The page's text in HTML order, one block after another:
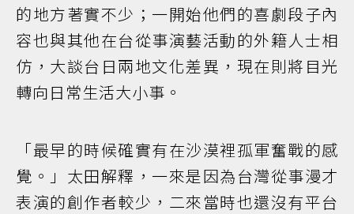
的地方著實不少；一開始他們的喜劇段子內
容也與其他在台從事演藝活動的外籍人士相
仿，大談台日兩地文化差異，現在則將目光
轉向日常生活大小事。
「最早的時候確實有在沙漠裡孤軍奮戰的感
覺。」太田解釋，一來是因為台灣從事漫才
表演的創作者較少，二來當時也還沒有平台